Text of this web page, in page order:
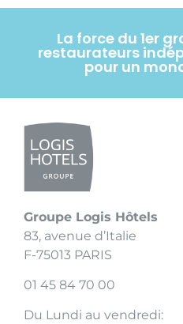
La force du 1er
restaurateurs
pour un
Groupe Logis Hôtels
83, avenue d’Italie
F-75013 PARIS
01 45 84 70 00
Du Lundi au vendredi: